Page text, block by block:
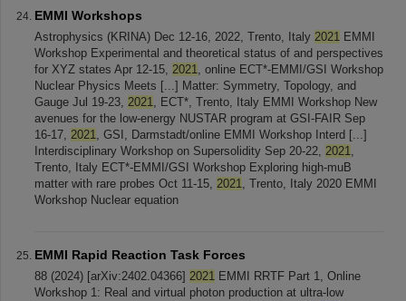
EMMI Workshops
Astrophysics (KRINA) Dec 12-16, 2022, Trento, Italy 2021 EMMI
Workshop Experimental and theoretical status of and perspectives
for XYZ states Apr 12-15, 2021, online ECT*-EMMI/GSI Workshop
Nuclear Physics Meets [...] Matter: Symmetry, Topology, and
Gauge Jul 19-23, 2021, ECT*, Trento, Italy EMMI Workshop New
avenues for the low-energy NUSTAR program at GSI-FAIR Sep
16-17, 2021, GSI, Darmstadt/online EMMI Workshop Interd [...]
Interdisciplinary Workshop on Supersolidity Sep 20-22, 2021,
Trento, Italy ECT*-EMMI/GSI Workshop Exploring high-muB
matter with rare probes Oct 11-15, 2021, Trento, Italy 2020 EMMI
Workshop Nuclear equation
EMMI Rapid Reaction Task Forces
88 (2024) [arXiv:2402.04366] 2021 EMMI RRTF Part 1, Online
Workshop 1: Real and virtual photon production at ultra-low